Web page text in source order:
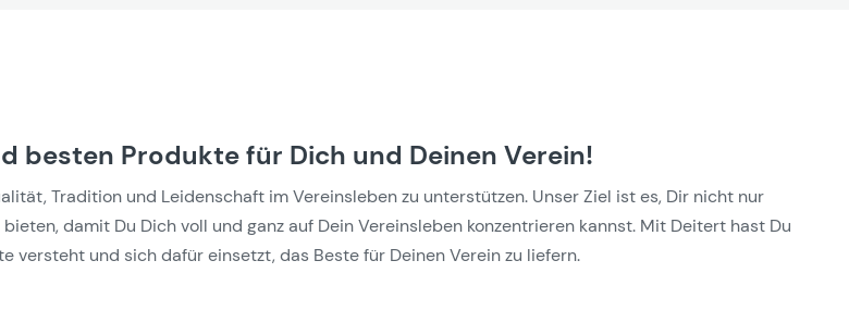
besten Produkte für Dich und Deinen Verein!
Tradition und Leidenschaft im Vereinsleben zu unterstützen. Unser Ziel ist es, Dir nicht nur
damit Du Dich voll und ganz auf Dein Vereinsleben konzentrieren kannst. Mit Deitert hast Du
versteht und sich dafür einsetzt, das Beste für Deinen Verein zu liefern.